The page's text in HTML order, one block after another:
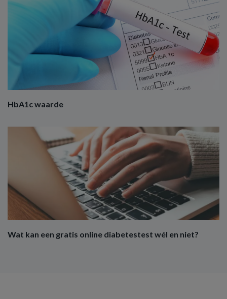
HbA1c waarde
Wat kan een gratis online diabetestest wél en niet?